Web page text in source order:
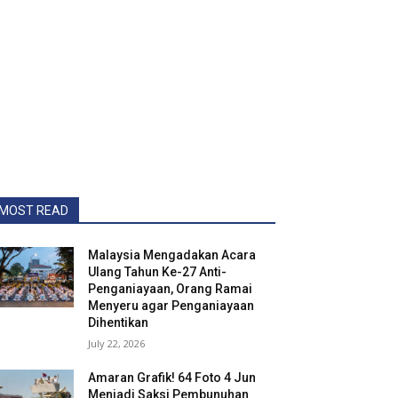
READ
Malaysia Mengadakan Acara
Ulang Tahun Ke-27 Anti-
Penganiayaan, Orang Ramai
Menyeru agar Penganiayaan
Dihentikan
July 22, 2026
Amaran Grafik! 64 Foto 4 Jun
Menjadi Saksi Pembunuhan